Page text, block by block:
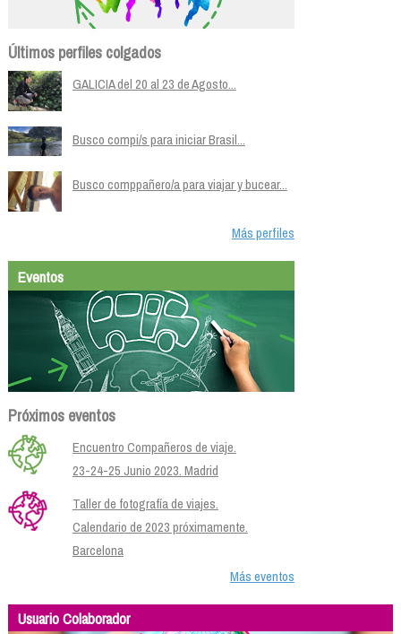
Últimos perfiles colgados
GALICIA del 20 al 23 de Agosto...
Busco compi/s para iniciar Brasil...
Busco comppañero/a para viajar y bucear...
Más perfiles
Eventos
Próximos eventos
Encuentro Compañeros de viaje.
23-24-25 Junio 2023. Madrid
Taller de fotografía de viajes.
Calendario de 2023 próximamente.
Barcelona
Más eventos
Usuario Colaborador